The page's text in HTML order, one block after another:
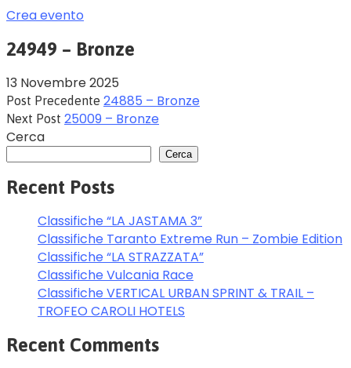
Crea evento
24949 – Bronze
13 Novembre 2025
Post Precedente 24885 – Bronze
Next Post 25009 – Bronze
Cerca
Cerca
Recent Posts
Classifiche “LA JASTAMA 3”
Classifiche Taranto Extreme Run – Zombie Edition
Classifiche “LA STRAZZATA”
Classifiche Vulcania Race
Classifiche VERTICAL URBAN SPRINT & TRAIL –
TROFEO CAROLI HOTELS
Recent Comments